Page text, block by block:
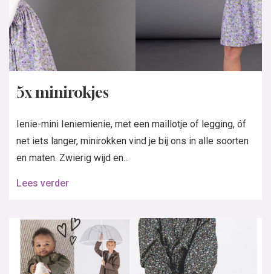
5x minirokjes
Ienie-mini Ieniemienie, met een maillotje of legging, óf
net iets langer, minirokken vind je bij ons in alle soorten
en maten. Zwierig wijd en...
Lees verder